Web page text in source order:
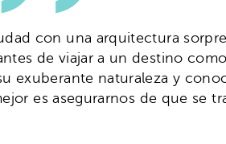
con una arquitectura
de viajar a un destino
exuberante naturaleza y
es asegurarnos de que se